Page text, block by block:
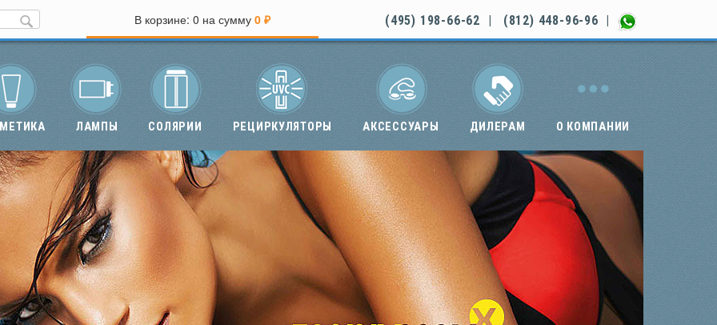
В корзине: 0 на сумму 0 ₽ (495) 198-66-62 | (812) 448-96-96 |
ЛАМПЫ СОЛЯРИИ РЕЦИРКУЛЯТОРЫ АКСЕССУАРЫ ДИЛЕРАМ О КОМПАНИИ